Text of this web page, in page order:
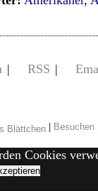
| RSS |
|
Cookies